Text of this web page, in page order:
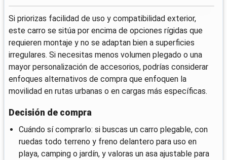
Si priorizas facilidad de uso y compatibilidad exterior,
este carro se sitúa por encima de opciones rígidas que
requieren montaje y no se adaptan bien a superficies
irregulares. Si necesitas menos volumen plegado o una
mayor personalización de accesorios, podrías considerar
enfoques alternativos de compra que enfoquen la
movilidad en rutas urbanas o en cargas más específicas.
Decisión de compra
Cuándo sí comprarlo: si buscas un carro plegable, con
ruedas todo terreno y freno delantero para uso en
playa, camping o jardín, y valoras un asa ajustable para